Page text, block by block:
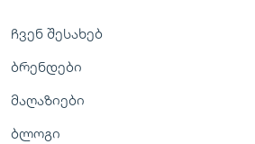
ჩვენ შესახებ
ბრენდები
მაღაზიები
ბლოგი